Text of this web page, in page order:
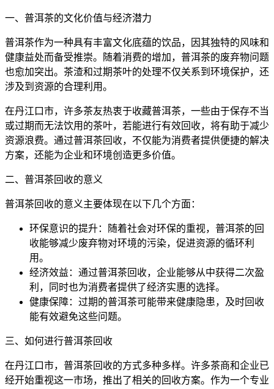
一、普洱茶的文化价值与经济潜力
普洱茶作为一种具有丰富文化底蕴的饮品，因其独特的风味和
健康益处而备受推崇。随着消费的增加，普洱茶的废弃物问题
也愈加突出。茶渣和过期茶叶的处理不仅关系到环境保护，还
涉及到资源的合理利用。
在丹江口市，许多茶友热衷于收藏普洱茶，一些由于保存不当
或过期而无法饮用的茶叶，若能进行有效回收，将有助于减少
资源浪费。通过普洱茶回收，不仅能为消费者提供便捷的解决
方案，还能为企业和环境创造更多价值。
二、 普洱茶回收的意义
普洱茶回收的意义主要体现在以下几个方面：
环保意识的提升：随着社会对环保的重视，普洱茶的回
收能够减少废弃物对环境的污染，促进资源的循环利
用。
经济效益：通过普洱茶回收，企业能够从中获得二次盈
利，同时也为消费者提供了经济实惠的选择。
健康保障：过期的普洱茶可能带来健康隐患，及时回收
能有效避免这些问题。
三、如何进行普洱茶回收
在丹江口市，普洱茶回收的方式多种多样。许多茶商和企业已
经开始重视这一市场，推出了相关的回收方案。作为一个专业